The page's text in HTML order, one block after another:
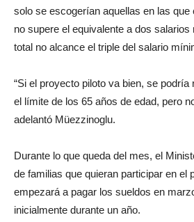
solo se escogerían aquellas en las que
no supere el equivalente a dos
total no alcance el triple del salario
“Si el proyecto piloto va bien, se
el límite de los 65 años de edad, pero
adelantó Müezzinoglu.
Durante lo que queda del mes, el
de familias que quieran participar en el
empezará a pagar los sueldos en
inicialmente durante un año.